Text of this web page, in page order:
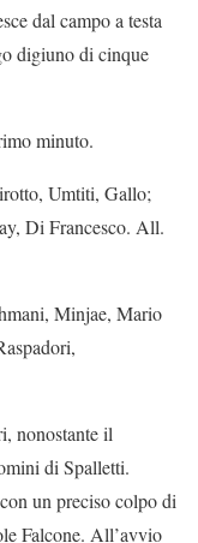
dal campo a testa
digiuno di cinque
minuto.
Umtiti, Gallo;
Di Francesco. All.
Minjae, Mario
nonostante il
di Spalletti.
un preciso colpo di
Falcone. All’avvio